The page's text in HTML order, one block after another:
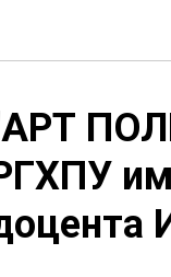
им